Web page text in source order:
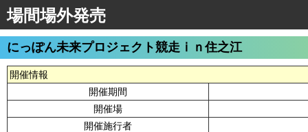
場間場外発売
にっぽん未来プロジェクト競走ⅰｎ住之江
開催情報
開催期間
開催場
開催施行者